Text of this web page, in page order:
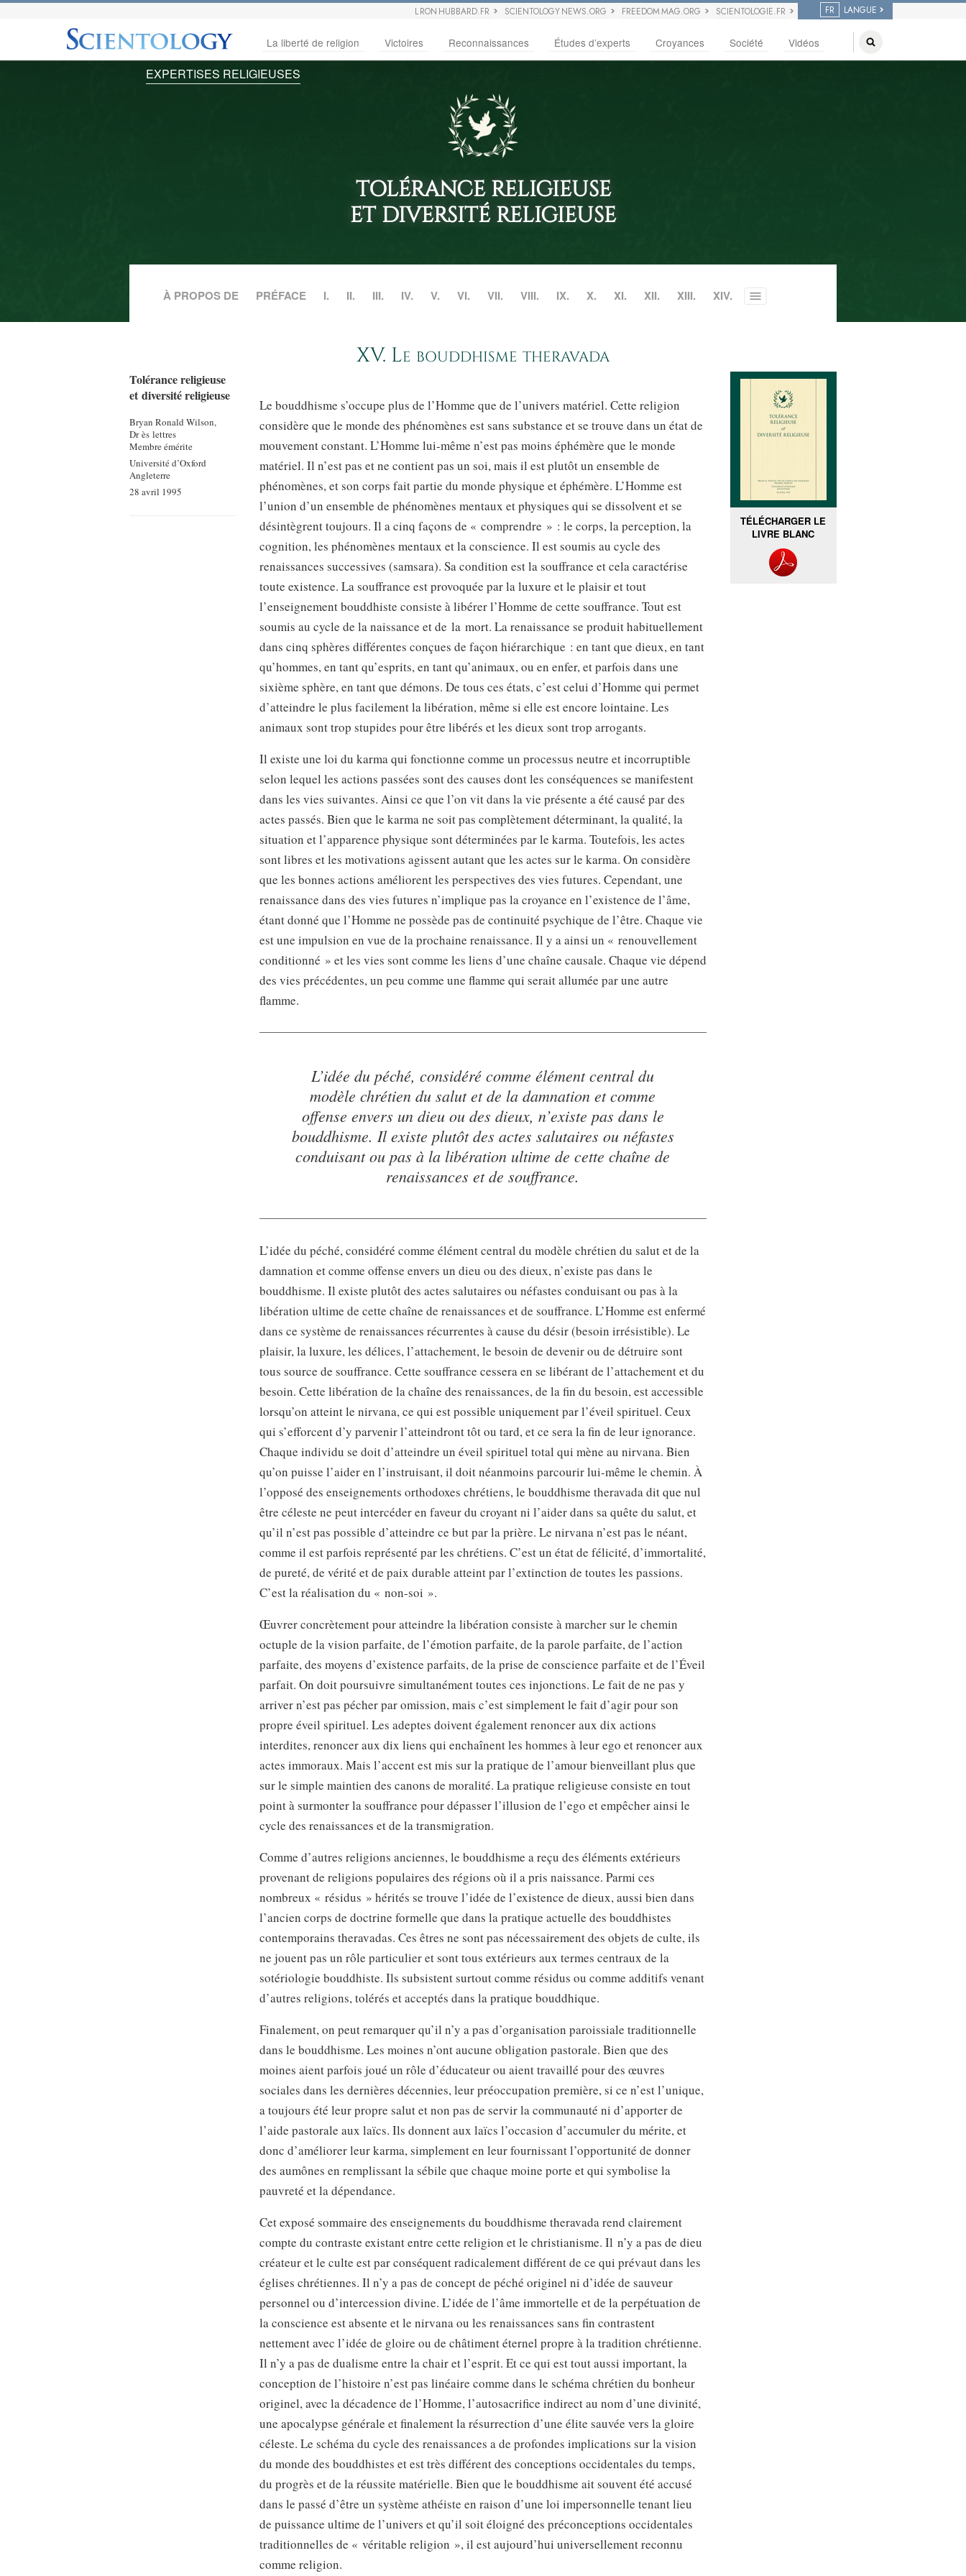
L RON HUBBARD.FR SCIENTOLOGY NEWS.ORG FREEDOM MAG.ORG SCIENTOLOGIE.FR FR LANGUE
La liberté de religion Victoires Reconnaissances Études d’experts Croyances Société Vidéos
EXPERTISES RELIGIEUSES
TOLÉRANCE RELIGIEUSE
ET DIVERSITÉ RELIGIEUSE
À PROPOS DE PRÉFACE I. II. III. IV. V. VI. VII. VIII. IX. X. XI. XII. XIII. XIV. Toggle
Tolérance religieuse
et diversité religieuse
Bryan Ronald Wilson,
Dr ès lettres
Membre émérite
Université d’Oxford
Angleterre
28 avril 1995
XV. Le bouddhisme theravada
Le bouddhisme s’occupe plus de l’Homme que de l’univers matériel. Cette religion
considère que le monde des phénomènes est sans substance et se trouve dans un état de
mouvement constant. L’Homme lui-même n’est pas moins éphémère que le monde
matériel. Il n’est pas et ne contient pas un soi, mais il est plutôt un ensemble de
phénomènes, et son corps fait partie du monde physique et éphémère. L’Homme est
l’union d’un ensemble de phénomènes mentaux et physiques qui se dissolvent et se
désintègrent toujours. Il a cinq façons de « comprendre » : le corps, la perception, la
cognition, les phénomènes mentaux et la conscience. Il est soumis au cycle des
renaissances successives (samsara). Sa condition est la souffrance et cela caractérise
toute existence. La souffrance est provoquée par la luxure et le plaisir et tout
l’enseignement bouddhiste consiste à libérer l’Homme de cette souffrance. Tout est
soumis au cycle de la naissance et de la mort. La renaissance se produit habituellement
dans cinq sphères différentes conçues de façon hiérarchique : en tant que dieux, en tant
qu’hommes, en tant qu’esprits, en tant qu’animaux, ou en enfer, et parfois dans une
sixième sphère, en tant que démons. De tous ces états, c’est celui d’Homme qui permet
d’atteindre le plus facilement la libération, même si elle est encore lointaine. Les
animaux sont trop stupides pour être libérés et les dieux sont trop arrogants.
Il existe une loi du karma qui fonctionne comme un processus neutre et incorruptible
selon lequel les actions passées sont des causes dont les conséquences se manifestent
dans les vies suivantes. Ainsi ce que l’on vit dans la vie présente a été causé par des
actes passés. Bien que le karma ne soit pas complètement déterminant, la qualité, la
situation et l’apparence physique sont déterminées par le karma. Toutefois, les actes
sont libres et les motivations agissent autant que les actes sur le karma. On considère
que les bonnes actions améliorent les perspectives des vies futures. Cependant, une
renaissance dans des vies futures n’implique pas la croyance en l’existence de l’âme,
étant donné que l’Homme ne possède pas de continuité psychique de l’être. Chaque vie
est une impulsion en vue de la prochaine renaissance. Il y a ainsi un « renouvellement
conditionné » et les vies sont comme les liens d’une chaîne causale. Chaque vie dépend
des vies précédentes, un peu comme une flamme qui serait allumée par une autre
flamme.
L’idée du péché, considéré comme élément central du
modèle chrétien du salut et de la damnation et comme
offense envers un dieu ou des dieux, n’existe pas dans le
bouddhisme. Il existe plutôt des actes salutaires ou néfastes
conduisant ou pas à la libération ultime de cette chaîne de
renaissances et de souffrance.
L’idée du péché, considéré comme élément central du modèle chrétien du salut et de la
damnation et comme offense envers un dieu ou des dieux, n’existe pas dans le
bouddhisme. Il existe plutôt des actes salutaires ou néfastes conduisant ou pas à la
libération ultime de cette chaîne de renaissances et de souffrance. L’Homme est enfermé
dans ce système de renaissances récurrentes à cause du désir (besoin irrésistible). Le
plaisir, la luxure, les délices, l’attachement, le besoin de devenir ou de détruire sont
tous source de souffrance. Cette souffrance cessera en se libérant de l’attachement et du
besoin. Cette libération de la chaîne des renaissances, de la fin du besoin, est accessible
lorsqu’on atteint le nirvana, ce qui est possible uniquement par l’éveil spirituel. Ceux
qui s’efforcent d’y parvenir l’atteindront tôt ou tard, et ce sera la fin de leur ignorance.
Chaque individu se doit d’atteindre un éveil spirituel total qui mène au nirvana. Bien
qu’on puisse l’aider en l’instruisant, il doit néanmoins parcourir lui-même le chemin. À
l’opposé des enseignements orthodoxes chrétiens, le bouddhisme theravada dit que nul
être céleste ne peut intercéder en faveur du croyant ni l’aider dans sa quête du salut, et
qu’il n’est pas possible d’atteindre ce but par la prière. Le nirvana n’est pas le néant,
comme il est parfois représenté par les chrétiens. C’est un état de félicité, d’immortalité,
de pureté, de vérité et de paix durable atteint par l’extinction de toutes les passions.
C’est la réalisation du « non-soi ».
Œuvrer concrètement pour atteindre la libération consiste à marcher sur le chemin
octuple de la vision parfaite, de l’émotion parfaite, de la parole parfaite, de l’action
parfaite, des moyens d’existence parfaits, de la prise de conscience parfaite et de l’Éveil
parfait. On doit poursuivre simultanément toutes ces injonctions. Le fait de ne pas y
arriver n’est pas pécher par omission, mais c’est simplement le fait d’agir pour son
propre éveil spirituel. Les adeptes doivent également renoncer aux dix actions
interdites, renoncer aux dix liens qui enchaînent les hommes à leur ego et renoncer aux
actes immoraux. Mais l’accent est mis sur la pratique de l’amour bienveillant plus que
sur le simple maintien des canons de moralité. La pratique religieuse consiste en tout
point à surmonter la souffrance pour dépasser l’illusion de l’ego et empêcher ainsi le
cycle des renaissances et de la transmigration.
Comme d’autres religions anciennes, le bouddhisme a reçu des éléments extérieurs
provenant de religions populaires des régions où il a pris naissance. Parmi ces
nombreux « résidus » hérités se trouve l’idée de l’existence de dieux, aussi bien dans
l’ancien corps de doctrine formelle que dans la pratique actuelle des bouddhistes
contemporains theravadas. Ces êtres ne sont pas nécessairement des objets de culte, ils
ne jouent pas un rôle particulier et sont tous extérieurs aux termes centraux de la
sotériologie bouddhiste. Ils subsistent surtout comme résidus ou comme additifs venant
d’autres religions, tolérés et acceptés dans la pratique bouddhique.
Finalement, on peut remarquer qu’il n’y a pas d’organisation paroissiale traditionnelle
dans le bouddhisme. Les moines n’ont aucune obligation pastorale. Bien que des
moines aient parfois joué un rôle d’éducateur ou aient travaillé pour des œuvres
sociales dans les dernières décennies, leur préoccupation première, si ce n’est l’unique,
a toujours été leur propre salut et non pas de servir la communauté ni d’apporter de
l’aide pastorale aux laïcs. Ils donnent aux laïcs l’occasion d’accumuler du mérite, et
donc d’améliorer leur karma, simplement en leur fournissant l’opportunité de donner
des aumônes en remplissant la sébile que chaque moine porte et qui symbolise la
pauvreté et la dépendance.
Cet exposé sommaire des enseignements du bouddhisme theravada rend clairement
compte du contraste existant entre cette religion et le christianisme. Il n’y a pas de dieu
créateur et le culte est par conséquent radicalement différent de ce qui prévaut dans les
églises chrétiennes. Il n’y a pas de concept de péché originel ni d’idée de sauveur
personnel ou d’intercession divine. L’idée de l’âme immortelle et de la perpétuation de
la conscience est absente et le nirvana ou les renaissances sans fin contrastent
nettement avec l’idée de gloire ou de châtiment éternel propre à la tradition chrétienne.
Il n’y a pas de dualisme entre la chair et l’esprit. Et ce qui est tout aussi important, la
conception de l’histoire n’est pas linéaire comme dans le schéma chrétien du bonheur
originel, avec la décadence de l’Homme, l’autosacrifice indirect au nom d’une divinité,
une apocalypse générale et finalement la résurrection d’une élite sauvée vers la gloire
céleste. Le schéma du cycle des renaissances a de profondes implications sur la vision
du monde des bouddhistes et est très différent des conceptions occidentales du temps,
du progrès et de la réussite matérielle. Bien que le bouddhisme ait souvent été accusé
dans le passé d’être un système athéiste en raison d’une loi impersonnelle tenant lieu
de puissance ultime de l’univers et qu’il soit éloigné des préconceptions occidentales
traditionnelles de « véritable religion », il est aujourd’hui universellement reconnu
comme religion.
TÉLÉCHARGER LE
LIVRE BLANC